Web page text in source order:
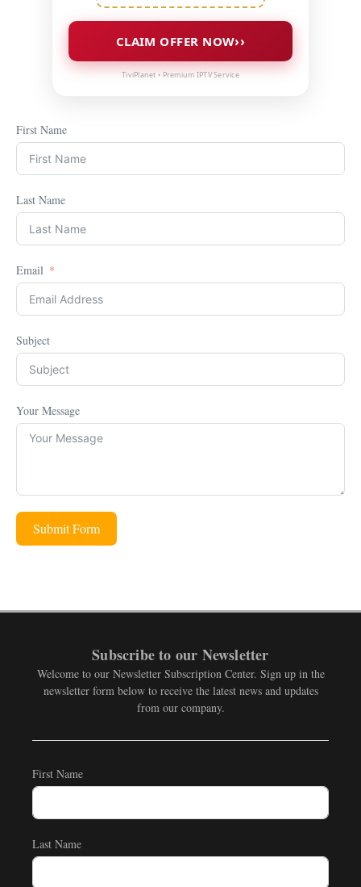
CLAIM OFFER NOW››
TiviPlanet • Premium IPTV Service
First Name
Last Name
Email
Subject
Your Message
Submit Form
Subscribe to our Newsletter
Welcome to our Newsletter Subscription Center. Sign up in the
newsletter form below to receive the latest news and updates
from our company.
First Name
Last Name